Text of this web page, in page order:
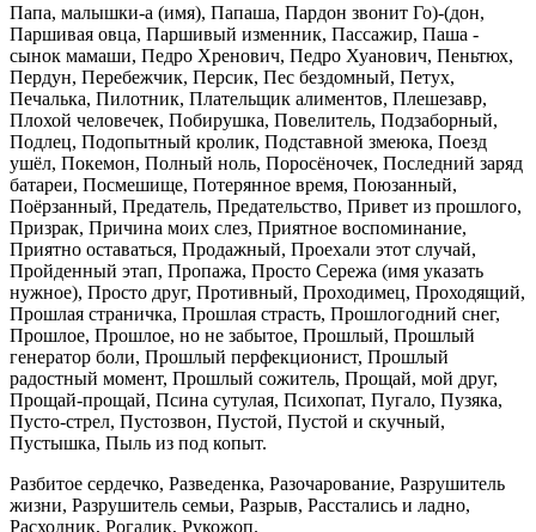
Папа, малышки-а (имя), Папаша, Пардон звонит Го)-(дон,
Паршивая овца, Паршивый изменник, Пассажир, Паша -
сынок мамаши, Педро Хренович, Педро Хуанович, Пеньтюх,
Пердун, Перебежчик, Персик, Пес бездомный, Петух,
Печалька, Пилотник, Плательщик алиментов, Плешезавр,
Плохой человечек, Побирушка, Повелитель, Подзаборный,
Подлец, Подопытный кролик, Подставной змеюка, Поезд
ушёл, Покемон, Полный ноль, Поросёночек, Последний заряд
батареи, Посмешище, Потерянное время, Поюзанный,
Поёрзанный, Предатель, Предательство, Привет из прошлого,
Призрак, Причина моих слез, Приятное воспоминание,
Приятно оставаться, Продажный, Проехали этот случай,
Пройденный этап, Пропажа, Просто Сережа (имя указать
нужное), Просто друг, Противный, Проходимец, Проходящий,
Прошлая страничка, Прошлая страсть, Прошлогодний снег,
Прошлое, Прошлое, но не забытое, Прошлый, Прошлый
генератор боли, Прошлый перфекционист, Прошлый
радостный момент, Прошлый сожитель, Прощай, мой друг,
Прощай-прощай, Псина сутулая, Психопат, Пугало, Пузяка,
Пусто-стрел, Пустозвон, Пустой, Пустой и скучный,
Пустышка, Пыль из под копыт.
Разбитое сердечко, Разведенка, Разочарование, Разрушитель
жизни, Разрушитель семьи, Разрыв, Расстались и ладно,
Расходник, Рогалик, Рукожоп.